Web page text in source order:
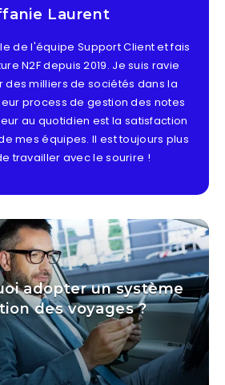
Laurent
de l'équipe Support Client et fais
N2F depuis 2019. Je suis ravie
des milliers de sociétés dans la
process de gestion des notes
au quotidien est la satisfaction
mes équipes. Il est toujours plus
travailler avec le sourire !
adopter un système
des voyages ?